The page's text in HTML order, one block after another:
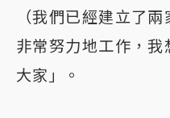
（我們已經建立了
非常努力地工作，
大家」。